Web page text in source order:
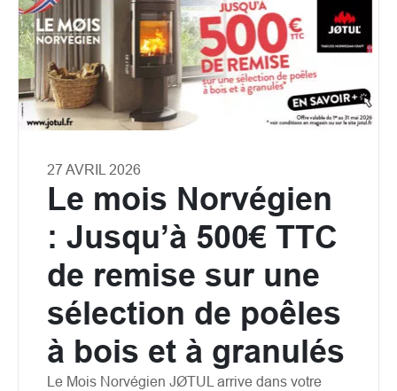
27 AVRIL 2026
Le mois Norvégien
: Jusqu’à 500€ TTC
de remise sur une
sélection de poêles
à bois et à granulés
Le Mois Norvégien JØTUL arrive dans votre